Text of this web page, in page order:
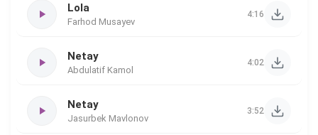
Lola
Farhod Musayev
4:16
Netay
Abdulatif Kamol
4:02
Netay
Jasurbek Mavlonov
3:52